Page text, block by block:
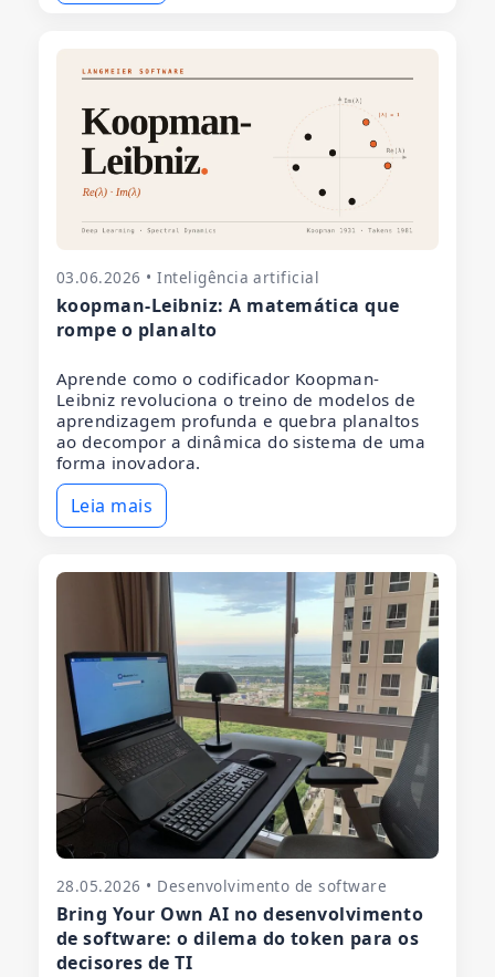
03.06.2026 • Inteligência artificial
koopman-Leibniz: A matemática que
rompe o planalto
Aprende como o codificador Koopman-
Leibniz revoluciona o treino de modelos de
aprendizagem profunda e quebra planaltos
ao decompor a dinâmica do sistema de uma
forma inovadora.
Leia mais
28.05.2026 • Desenvolvimento de software
Bring Your Own AI no desenvolvimento
de software: o dilema do token para os
decisores de TI